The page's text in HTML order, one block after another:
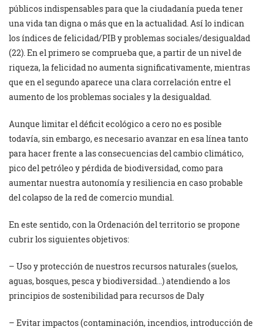
públicos indispensables para que la ciudadanía pueda tener
una vida tan digna o más que en la actualidad. Así lo indican
los índices de felicidad/PIB y problemas sociales/desigualdad
(22). En el primero se comprueba que, a partir de un nivel de
riqueza, la felicidad no aumenta significativamente, mientras
que en el segundo aparece una clara correlación entre el
aumento de los problemas sociales y la desigualdad.
Aunque limitar el déficit ecológico a cero no es posible
todavía, sin embargo, es necesario avanzar en esa línea tanto
para hacer frente a las consecuencias del cambio climático,
pico del petróleo y pérdida de biodiversidad, como para
aumentar nuestra autonomía y resiliencia en caso probable
del colapso de la red de comercio mundial.
En este sentido, con la Ordenación del territorio se propone
cubrir los siguientes objetivos:
– Uso y protección de nuestros recursos naturales (suelos,
aguas, bosques, pesca y biodiversidad…) atendiendo a los
principios de sostenibilidad para recursos de Daly
– Evitar impactos (contaminación, incendios, introducción de